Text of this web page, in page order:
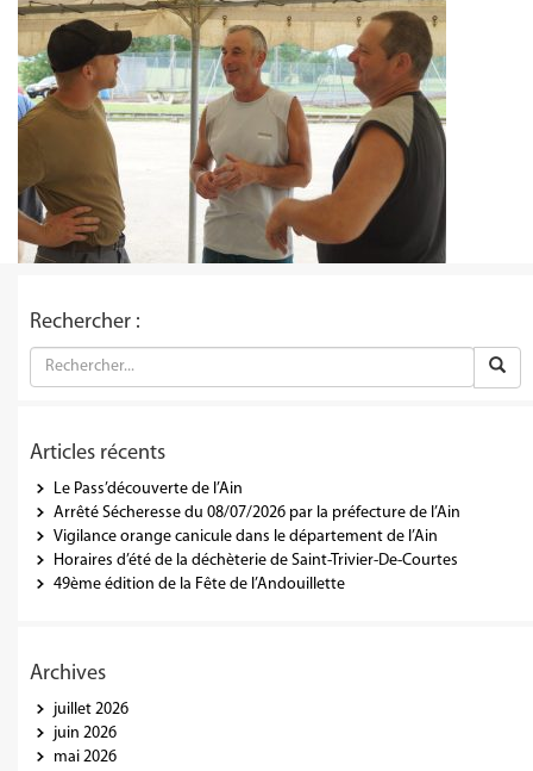
Rechercher :
Articles récents
Le Pass’découverte de l’Ain
Arrêté Sécheresse du 08/07/2026 par la préfecture de l’Ain
Vigilance orange canicule dans le département de l’Ain
Horaires d’été de la déchèterie de Saint-Trivier-De-Courtes
49ème édition de la Fête de l’Andouillette
Archives
juillet 2026
juin 2026
mai 2026